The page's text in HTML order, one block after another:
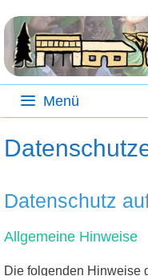
Inhalt
springen
Menü
Datenschutz
Allgemeine Hinweise
Die folgenden Hinweise